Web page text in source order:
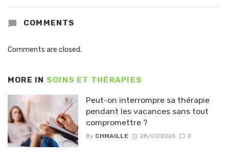
COMMENTS
Comments are closed.
MORE IN SOINS ET THÉRAPIES
Peut-on interrompre sa thérapie
pendant les vacances sans tout
compromettre ?
By CHMAILLE 28/07/2026 0